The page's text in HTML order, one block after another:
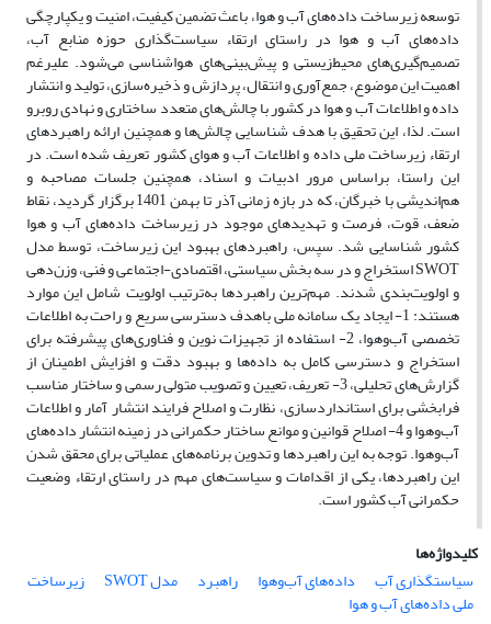
توسعه زیرساخت داده‌های آب ‌و هوا، باعث تضمین کیفیت، امنیت و یکپارچگی
داده‌های آب و هوا در راستای ارتقاء سیاست‌گذاری حوزه منابع آب،
تصمیم‌گیری‌های محیط‌زیستی و پیش‌بینی‌های هواشناسی می‌شود. علیرغم
اهمیت این موضوع، جمع‌آوری و انتقال، پردازش و ذخیره‌سازی، تولید و انتشار
داده و اطلاعات آب و هوا در کشور با چالش‌های متعدد ساختاری و نهادی روبرو
است. لذا، این تحقیق با هدف شناسایی چالش‌ها و همچنین ارائه راهبردهای
ارتقاء زیرساخت ملی داده و اطلاعات آب‌ و هوای کشور تعریف شده است. در
این راستا، براساس مرور ادبیات و اسناد، همچنین جلسات مصاحبه و
هم‌اندیشی با خبرگان، که در بازه زمانی آذر تا بهمن 1401 برگزار گردید، نقاط
ضعف، قوت، فرصت و تهدیدهای موجود در زیرساخت داده‌های آب و هوا
کشور شناسایی شد. سپس، راهبردهای بهبود این زیرساخت، توسط مدل
SWOT استخراج و در سه بخش سیاستی، اقتصادی-اجتماعی و فنی، وزن‌دهی
و اولویت‌بندی شدند. مهم‌ترین راهبردها به‌ترتیب اولویت شامل این موارد
هستند: 1- ایجاد یک سامانه‌ ملی باهدف دسترسی سریع و راحت به اطلاعات
تخصصی آب‌وهوا، 2- استفاده از تجهیزات نوین و فناوری‌های پیشرفته برای
استخراج و دسترسی کامل به داده‌ها و بهبود دقت و افزایش اطمینان از
گزارش‌های تحلیلی، 3- تعریف، تعیین و تصویب متولی رسمی و ساختار مناسب
فرابخشی برای استانداردسازی، نظارت و اصلاح فرایند انتشار آمار و اطلاعات
آب‌وهوا و 4- اصلاح قوانین و موانع ساختار حکمرانی در زمینه انتشار داده‌های
آب‌وهوا. توجه به این راهبردها و تدوین برنامه‌های عملیاتی برای محقق شدن
این راهبردها، یکی از اقدامات و سیاست‌های مهم در راستای ارتقاء وضعیت
حکمرانی آب کشور است.
کلیدواژه‌ها
سیاستگذاری آب
داده‌های آب‌و‌هوا راهبرد مدل ‏SWOT زیرساخت‌
ملی داده‌های آب و هوا